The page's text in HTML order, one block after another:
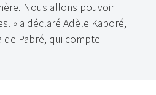
Nous allons pouvoir
» a déclaré Adèle Kaboré,
Pabré, qui compte